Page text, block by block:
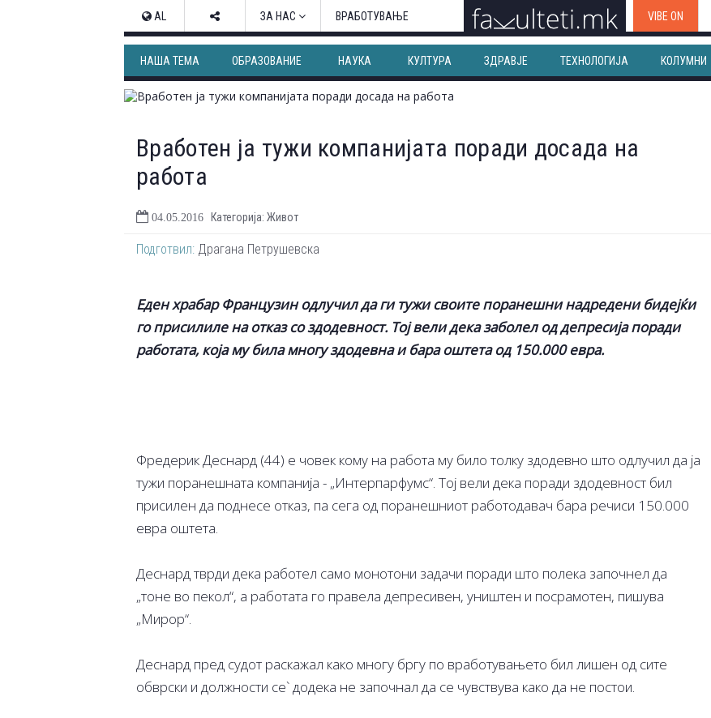
AL ЗА НАС ВРАБОТУВАЊЕ VIBE ON
НАША ТЕМА ОБРАЗОВАНИЕ НАУКА КУЛТУРА ЗДРАВЈЕ ТЕХНОЛОГИЈА КОЛУМНИ
Вработен ја тужи компанијата поради досада на
работа
04.05.2016 Категорија: Живот
Подготвил: Драгана Петрушевска
Еден храбар Французин одлучил да ги тужи своите поранешни надредени бидејќи
го присилиле на отказ со здодевност. Тој вели дека заболел од депресија поради
работата, која му била многу здодевна и бара оштета од 150.000 евра.
Фредерик Деснард (44) е човек кому на работа му било толку здодевно што одлучил да ја
тужи поранешната компанија - „Интерпарфумс“. Тој вели дека поради здодевност бил
присилен да поднесе отказ, па сега од поранешниот работодавач бара речиси 150.000
евра оштета.
Деснард тврди дека работел само монотони задачи поради што полека започнел да
„тоне во пекол“, а работата го правела депресивен, уништен и посрамотен, пишува
„Мирор“.
Деснард пред судот раскажал како многу бргу по вработувањето бил лишен од сите
обврски и должности се` додека не започнал да се чувствува како да не постои.